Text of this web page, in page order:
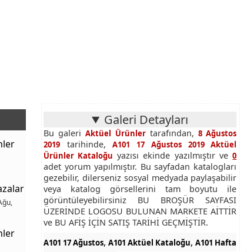
Galeri Detayları
Bu galeriAktüel Ürünlertarafından,8 Ağustos
2019 tarihinde,A101 17 Ağustos 2019 Aktüel
Ürünler Kataloğu yazısı ekinde yazılmıştır ve0
adet yorum yapılmıştır. Bu sayfadan katalogları
gezebilir, dilerseniz sosyal medyada paylaşabilir
veya katalog görsellerini tam boyutu ile
görüntüleyebilirsiniz BU BROŞÜR SAYFASI
ÜZERİNDE LOGOSU BULUNAN MARKETE AİTTİR
ve BU AFİŞ İÇİN SATIŞ TARİHİ GEÇMİŞTİR.
A101 17 Ağustos, A101 Aktüel Kataloğu, A101 Hafta